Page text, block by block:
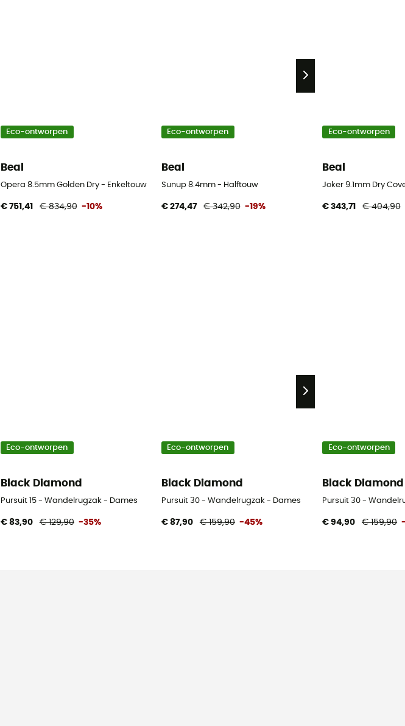
Eco-ontworpen
Beal
Opera 8.5mm Golden Dry - Enkeltouw
€ 751,41 € 834,90 -10%
Eco-ontworpen
Beal
Sunup 8.4mm - Halftouw
€ 274,47 € 342,90 -19%
Eco-ontworpen
Beal
Joker 9.1mm Dry
€ 343,71 € 404,90
Eco-ontworpen
Black Diamond
Pursuit 15 - Wandelrugzak - Dames
€ 83,90 € 129,90 -35%
Eco-ontworpen
Black Diamond
Pursuit 30 - Wandelrugzak - Dames
€ 87,90 € 159,90 -45%
Eco-ontworpen
Black Diamond
Pursuit 30 -
€ 94,90 € 159,90